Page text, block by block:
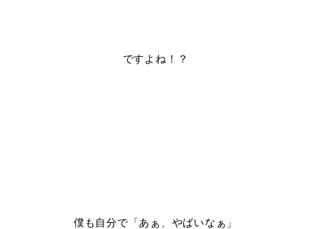
ですよね！？
僕も自分で「あぁ、やばいなぁ」